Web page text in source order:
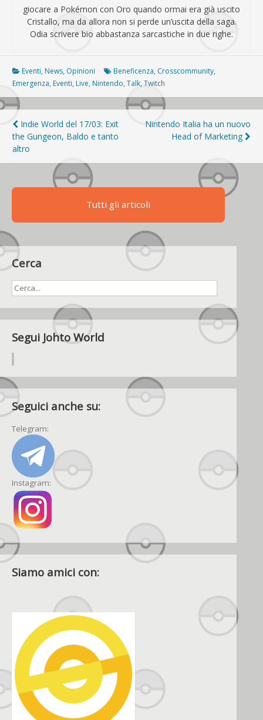
giocare a Pokémon con Oro quando ormai era già uscito
Cristallo, ma da allora non si perde un’uscita della saga.
Odia scrivere bio abbastanza sarcastiche in due righe.
Eventi, News, Opinioni Beneficenza, Crosscommunity,
Emergenza, Eventi, Live, Nintendo,Talk,Twitch
Navigazione
articoli
Indie World del 17/03: Exit
the Gungeon, Baldo e tanto
altro
Nintendo Italia ha un nuovo
Head of Marketing
Tutti gli articoli
Cerca
Segui Johto World
Seguici anche su:
Telegram:
Instagram:
Siamo amici con: